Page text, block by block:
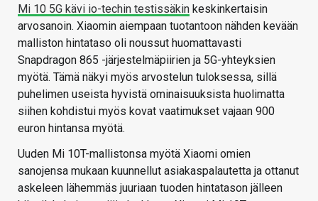
Mi 10 5G kävi io-techin testissäkin keskinkertaisin
arvosanoin. Xiaomin aiempaan tuotantoon nähden kevään
malliston hintataso oli noussut huomattavasti
Snapdragon 865 -järjestelmäpiirien ja 5G-yhteyksien
myötä. Tämä näkyi myös arvostelun tuloksessa, sillä
puhelimen useista hyvistä ominaisuuksista huolimatta
siihen kohdistui myös kovat vaatimukset vajaan 900
euron hintansa myötä.
Uuden Mi 10T-mallistonsa myötä Xiaomi omien
sanojensa mukaan kuunnellut asiakaspalautetta ja ottanut
askeleen lähemmäs juuriaan tuoden hintatason jälleen